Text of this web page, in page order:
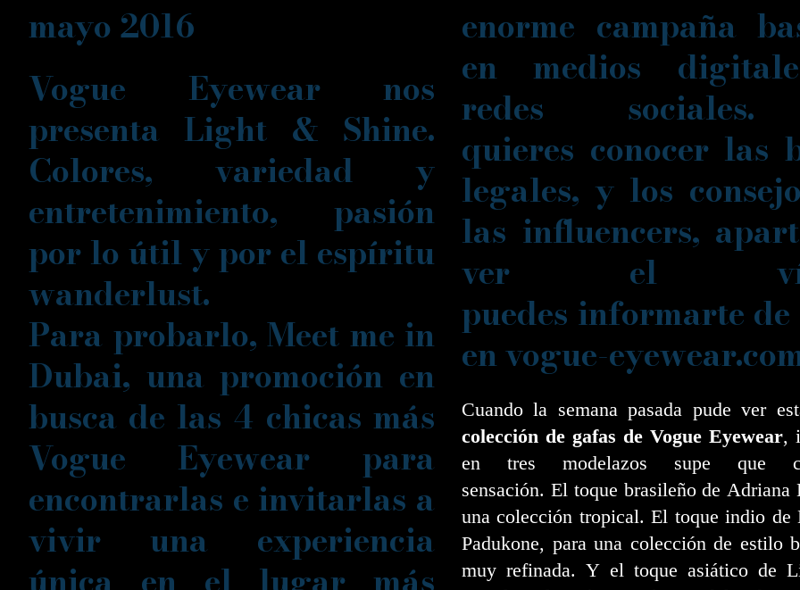
mayo 2016
Vogue Eyewear nos
presenta Light & Shine.
Colores, variedad y
entretenimiento, pasión
por lo útil y por el espíritu
wanderlust.
Para probarlo, Meet me in
Dubai, una promoción en
busca de las 4 chicas más
Vogue Eyewear para
encontrarlas e invitarlas a
vivir una experiencia
enorme campaña
en medios
redes
quieres conocer las
legales, y los
las influencers,
ver el
puedes informarte
en vogue-
Cuando la semana pasada pude ver
colección de gafas de Vogue Eyewear,
en tres modelazos supe que
sensación. El toque brasileño de Adriana
una colección tropical. El toque indio de
Padukone, para una colección de estilo
muy refinada. Y el toque asiático de